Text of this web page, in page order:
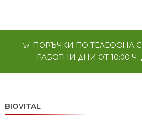
ПОРЪЧКИ ПО ТЕЛЕФОНА
РАБОТНИ ДНИ ОТ 10:00 Ч.
BIOVITAL